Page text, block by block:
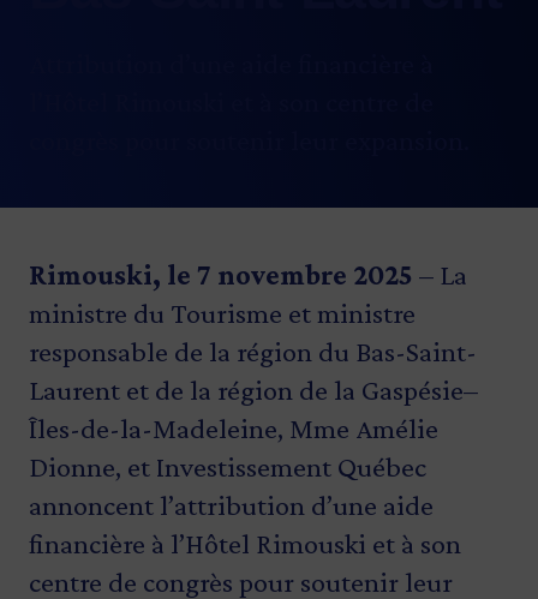
Rimouski, le 7 novembre 2025 – La
ministre du Tourisme et ministre
responsable de la région du Bas-Saint-
Laurent et de la région de la Gaspésie–
Îles-de-la-Madeleine, Mme Amélie
Dionne, et Investissement Québec
annoncent l’attribution d’une aide
financière à l’Hôtel Rimouski et à son
centre de congrès pour soutenir leur